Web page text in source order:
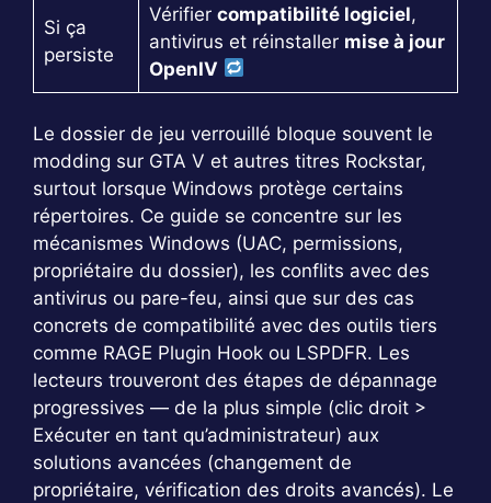
Si ça
persiste
Vérifier compatibilité logiciel,
antivirus et réinstaller mise à jour
OpenIV
Le dossier de jeu verrouillé bloque souvent le
modding sur GTA V et autres titres Rockstar,
surtout lorsque Windows protège certains
répertoires. Ce guide se concentre sur les
mécanismes Windows (UAC, permissions,
propriétaire du dossier), les conflits avec des
antivirus ou pare-feu, ainsi que sur des cas
concrets de compatibilité avec des outils tiers
comme RAGE Plugin Hook ou LSPDFR. Les
lecteurs trouveront des étapes de dépannage
progressives — de la plus simple (clic droit >
Exécuter en tant qu’administrateur) aux
solutions avancées (changement de
propriétaire, vérification des droits avancés). Le